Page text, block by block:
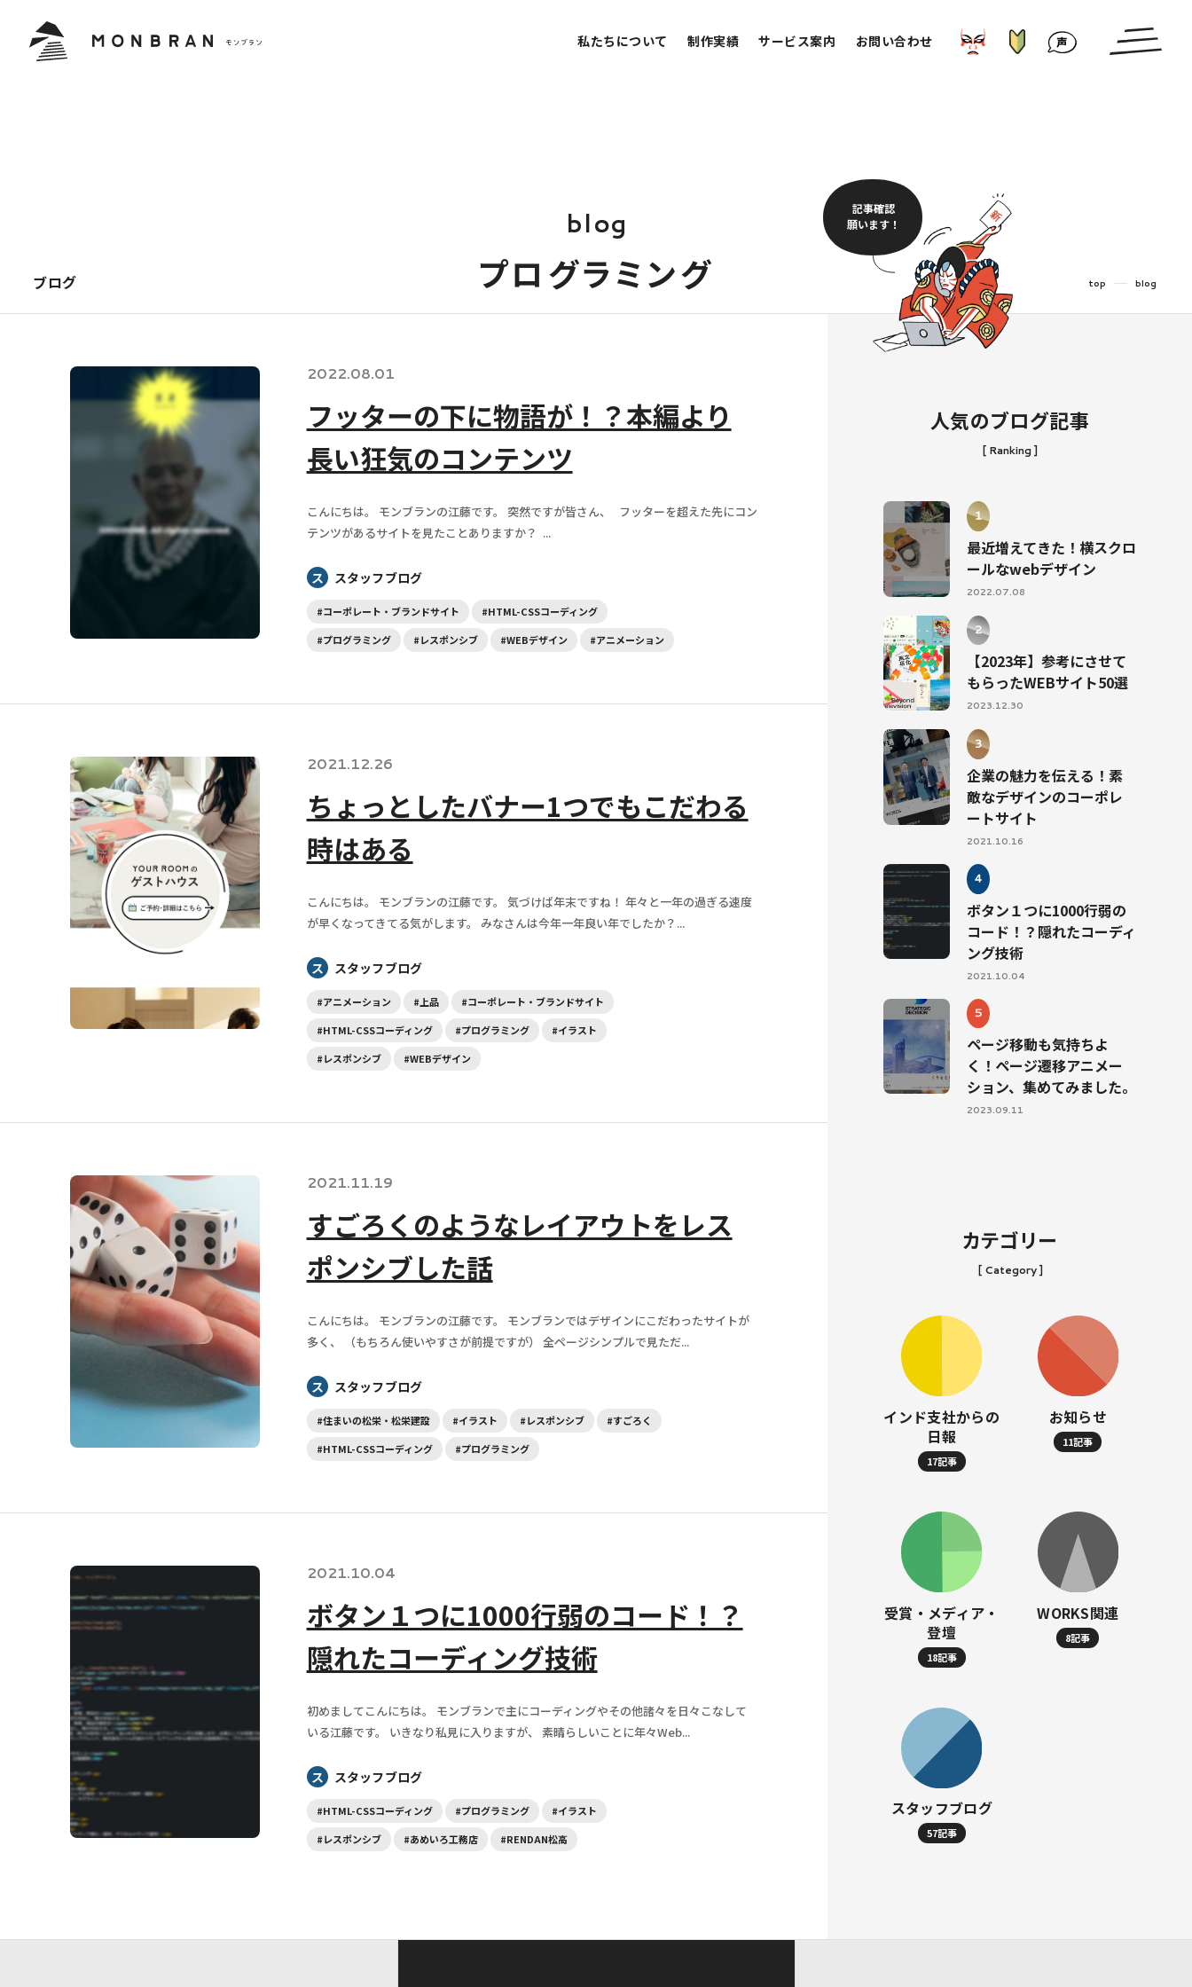
私たちについて 制作実績 サービス案内 お問い合わせ お客様の声
blog
プロ グラミング
ブログ top blog
記事確認
願います！
2022.08.01
フッターの下に物語が！？本編より
長い狂気のコンテンツ
こんにちは。 モンブランの江藤です。 突然ですが皆さん、 フッターを超えた先にコン
テンツがあるサイトを見たことありますか？ ...
ス スタッフブログ
#コーポレート・ブランドサイト
#HTML-CSSコーディング
#プログラミング
#レスポンシブ #WEBデザイン #アニメーション
2021.12.26
ちょっとしたバナー1つでもこだわる
時はある
こんにちは。 モンブランの江藤です。 気づけば年末ですね！ 年々と一年の過ぎる速度
が早くなってきてる気がします。 みなさんは今年一年良い年でしたか？...
ス スタッフブログ
#アニメーション #上品
#コーポレート・ブランドサイト
#HTML-CSSコーディング
#プログラミング
#イラスト
#レスポンシブ
#WEBデザイン
2021.11.19
すごろくのようなレイアウトをレス
ポンシブした話
こんにちは。 モンブランの江藤です。 モンブランではデザインにこだわったサイトが
多く、 （もちろん使いやすさが前提ですが） 全ページシンプルで見ただ...
ス スタッフブログ
#住まいの松栄・松栄建設 #イラスト #レスポンシブ
#すごろく
#HTML-CSSコーディング
#プログラミング
2021.10.04
ボタン１つに1000行弱のコード！？
隠れたコーディング技術
初めましてこんにちは。 モンブランで主にコーディングやその他諸々を日々こなして
いる江藤です。 いきなり私見に入りますが、 素晴らしいことに年々Web...
ス スタッフブログ
#HTML-CSSコーディング #プログラミング
#イラスト
#レスポンシブ
#あめいろ工務店 #RENDAN松高
人気のブログ記事
[ Ranking ]
最近増えてきた！横スクロ
ールなwebデザイン
2022.07.08
【2023年】参考にさせて
もらったWEBサイト50選
2023.12.30
企業の魅力を伝える！素
敵なデザインのコーポレ
ートサイト
2021.10.16
ボタン１つに1000行弱の
コード！？隠れたコーディ
ング技術
2021.10.04
ページ移動も気持ちよ
く！ページ遷移アニメー
ション、集めてみました。
2023.09.11
カテゴリー
[ Category ]
インド支社からの
日報
17記事
お知らせ
11記事
受賞・メディア・
登壇
18記事
WORKS関連
8記事
スタッフブログ
57記事